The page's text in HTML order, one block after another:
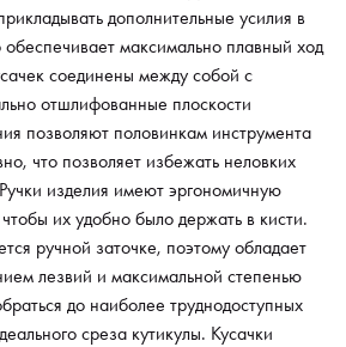
дополнительные усилия в
максимально плавный ход
соединены между собой с
отшлифованные плоскости
позволяют половинкам инструмента
что позволяет избежать неловких
изделия имеют эргономичную
их удобно было держать в кисти.
ручной заточке, поэтому обладает
лезвий и максимальной степенью
до наиболее труднодоступных
среза кутикулы. Кусачки